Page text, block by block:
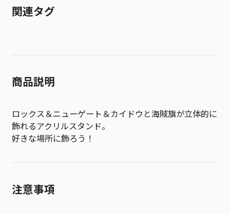
関連タグ
商品説明
ロックス＆ニューゲート＆カイドウと海賊旗が立体的に
飾れるアクリルスタンド。
好きな場所に飾ろう！
注意事項